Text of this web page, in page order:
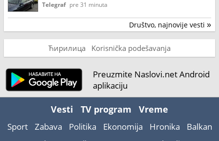
Batrovcima
Telegraf pre 31 minuta
Društvo, najnovije vesti »
Ћирилица Korisnička podešavanja
Preuzmite Naslovi.net Android
aplikaciju
Vesti TV program Vreme
Sport Zabava Politika Ekonomija Hronika
Balkan